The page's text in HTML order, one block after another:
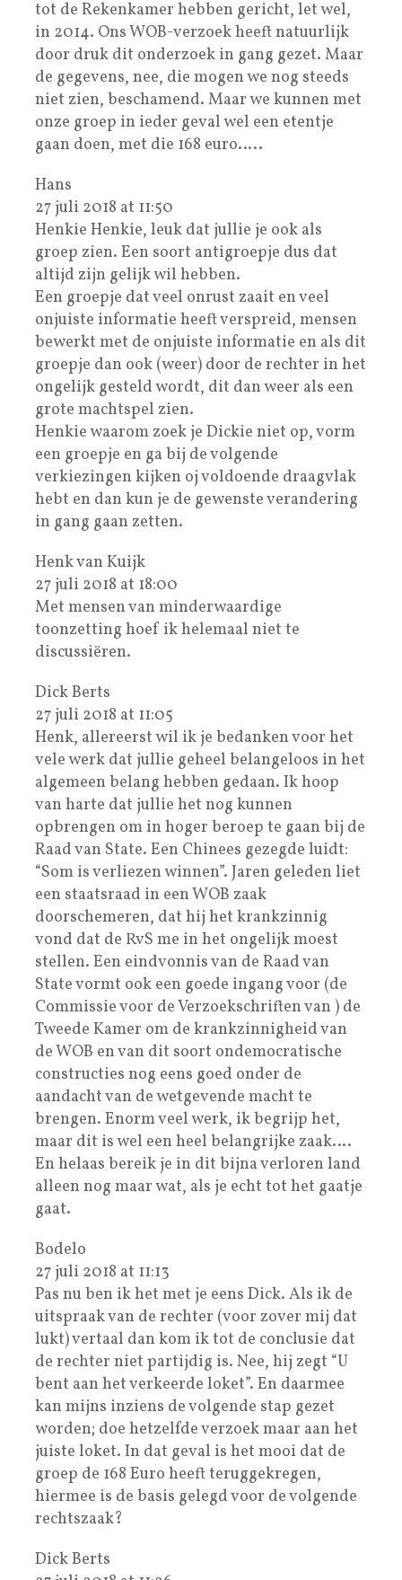
tot de Rekenkamer hebben gericht, let wel,
in 2014. Ons WOB-verzoek heeft natuurlijk
door druk dit onderzoek in gang gezet. Maar
de gegevens, nee, die mogen we nog steeds
niet zien, beschamend. Maar we kunnen met
onze groep in ieder geval wel een etentje
gaan doen, met die 168 euro…..
Hans
27 juli 2018 at 11:50
Henkie Henkie, leuk dat jullie je ook als
groep zien. Een soort antigroepje dus dat
altijd zijn gelijk wil hebben.
Een groepje dat veel onrust zaait en veel
onjuiste informatie heeft verspreid, mensen
bewerkt met de onjuiste informatie en als dit
groepje dan ook (weer) door de rechter in het
ongelijk gesteld wordt, dit dan weer als een
grote machtspel zien.
Henkie waarom zoek je Dickie niet op, vorm
een groepje en ga bij de volgende
verkiezingen kijken oj voldoende draagvlak
hebt en dan kun je de gewenste verandering
in gang gaan zetten.
Henk van Kuijk
27 juli 2018 at 18:00
Met mensen van minderwaardige
toonzetting hoef ik helemaal niet te
discussiëren.
Dick Berts
27 juli 2018 at 11:05
Henk, allereerst wil ik je bedanken voor het
vele werk dat jullie geheel belangeloos in het
algemeen belang hebben gedaan. Ik hoop
van harte dat jullie het nog kunnen
opbrengen om in hoger beroep te gaan bij de
Raad van State. Een Chinees gezegde luidt:
“Som is verliezen winnen”. Jaren geleden liet
een staatsraad in een WOB zaak
doorschemeren, dat hij het krankzinnig
vond dat de RvS me in het ongelijk moest
stellen. Een eindvonnis van de Raad van
State vormt ook een goede ingang voor (de
Commissie voor de Verzoekschriften van ) de
Tweede Kamer om de krankzinnigheid van
de WOB en van dit soort ondemocratische
constructies nog eens goed onder de
aandacht van de wetgevende macht te
brengen. Enorm veel werk, ik begrijp het,
maar dit is wel een heel belangrijke zaak….
En helaas bereik je in dit bijna verloren land
alleen nog maar wat, als je echt tot het gaatje
gaat.
Bodelo
27 juli 2018 at 11:13
Pas nu ben ik het met je eens Dick. Als ik de
uitspraak van de rechter (voor zover mij dat
lukt) vertaal dan kom ik tot de conclusie dat
de rechter niet partijdig is. Nee, hij zegt “U
bent aan het verkeerde loket”. En daarmee
kan mijns inziens de volgende stap gezet
worden; doe hetzelfde verzoek maar aan het
juiste loket. In dat geval is het mooi dat de
groep de 168 Euro heeft teruggekregen,
hiermee is de basis gelegd voor de volgende
rechtszaak?
Dick Berts